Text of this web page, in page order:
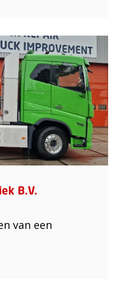
B.V.
van een